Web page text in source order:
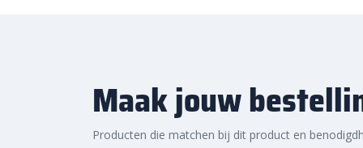
Dankzij onze ruime voorraad en snelle levering
slag met jouw tuinproject, zodat je snel van een
daarom vandaag nog. Ontdek de hoogwaardige
Maak jouw
Producten die matchen bij dit product en